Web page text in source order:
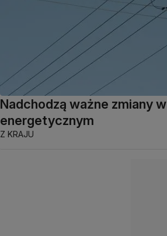
Nadchodzą ważne zmiany
energetycznym
Z KRAJU